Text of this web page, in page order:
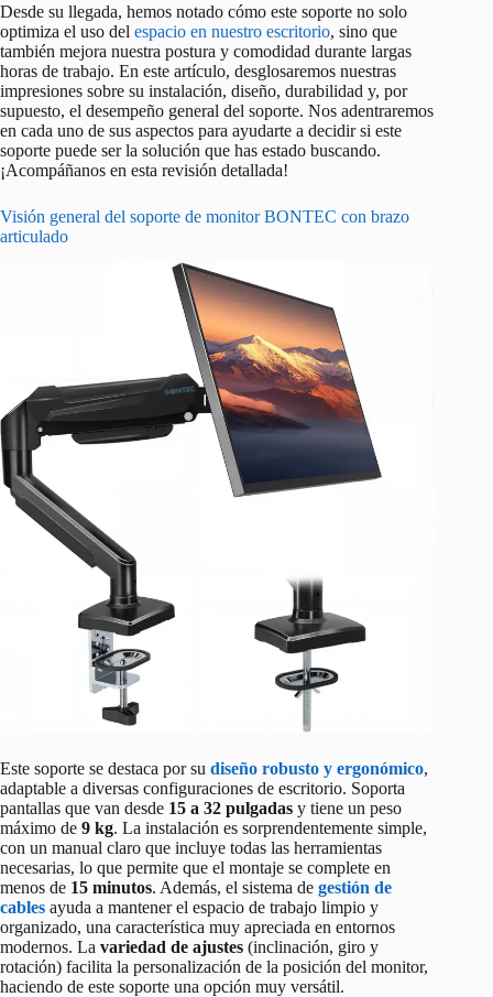
Desde su llegada, hemos notado cómo este soporte no solo
optimiza el uso del espacio en nuestro escritorio, sino que
también mejora nuestra postura y comodidad durante largas
horas de trabajo. En este artículo, desglosaremos nuestras
impresiones sobre su instalación, diseño, durabilidad y, por
supuesto, el desempeño general del soporte. Nos adentraremos
en cada uno de sus aspectos para ayudarte a decidir si este
soporte puede ser la solución que has estado buscando.
¡Acompáñanos en esta revisión detallada!
Visión general del soporte de monitor BONTEC con brazo
articulado
Este soporte se destaca por su diseño robusto y ergonómico,
adaptable a diversas configuraciones de escritorio. Soporta
pantallas que van desde 15 a 32 pulgadas y tiene un peso
máximo de 9 kg. La instalación es sorprendentemente simple,
con un manual claro que incluye todas las herramientas
necesarias, lo que permite que el montaje se complete en
menos de 15 minutos. Además, el sistema de gestión de
cables ayuda a mantener el espacio de trabajo limpio y
organizado, una característica muy apreciada en entornos
modernos. La variedad de ajustes (inclinación, giro y
rotación) facilita la personalización de la posición del monitor,
haciendo de este soporte una opción muy versátil.